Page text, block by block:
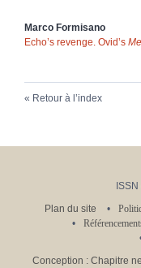
Marco Formisano
Echo’s revenge. Ovid’s
Retour à l’index
Plan du site
Conception : Chapitre